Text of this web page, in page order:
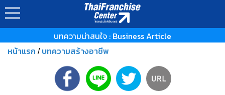
บทความน่าสนใจ : Business Article
หน้าแรก / บทความสร้างอาชีพ